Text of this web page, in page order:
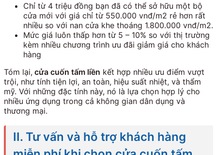
Chỉ từ 4 triệu đồng bạn đã có thể sở hữu một bộ
cửa mới với giá chỉ từ 550.000 vnđ/m2 rẻ hơn rất
nhiều so với nan cửa khe thoáng 1.800.000 vnđ/m2.
Mức giá luôn thấp hơn từ 5 – 10% so với thị trường
kèm nhiều chương trình ưu đãi giảm giá cho khách
hàng
Tóm lại, cửa cuốn tấm liền kết hợp nhiều ưu điểm vượt
trội, như tính tiện lợi, an toàn, hiệu suất nhiệt, và thẩm
mỹ. Với những đặc tính này, nó là lựa chọn hợp lý cho
nhiều ứng dụng trong cả không gian dân dụng và
thương mại.
II. Tư vấn và hỗ trợ khách hàng